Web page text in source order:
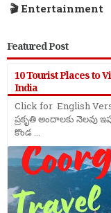
🎬 Entertainment
Featured Post
10 Tourist Places to
India
Click for English
ప్రకృతి అందాలకు నెలవు
కొండ ...